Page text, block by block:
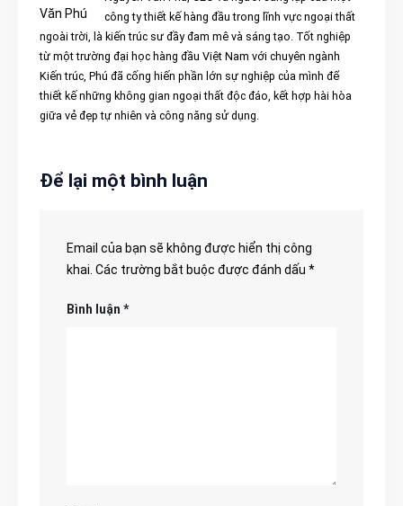
công ty thiết kế hàng đầu trong lĩnh vực ngoại thất
ngoài trời, là kiến trúc sư đầy đam mê và sáng tạo. Tốt nghiệp
từ một trường đại học hàng đầu Việt Nam với chuyên ngành
Kiến trúc, Phú đã cống hiến phần lớn sự nghiệp của mình để
thiết kế những không gian ngoại thất độc đáo, kết hợp hài hòa
giữa vẻ đẹp tự nhiên và công năng sử dụng.
Để lại một bình luận
Email của bạn sẽ không được hiển thị công
khai. Các trường bắt buộc được đánh dấu *
Bình luận *